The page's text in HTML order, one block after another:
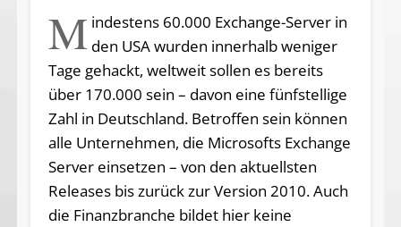
M indestens 60.000 Exchange-Server in
den USA wurden innerhalb weniger
Tage gehackt, weltweit sollen es bereits
über 170.000 sein – davon eine fünfstellige
Zahl in Deutschland. Betroffen sein können
alle Unternehmen, die Microsofts Exchange
Server einsetzen – von den aktuellsten
Releases bis zurück zur Version 2010. Auch
die Finanzbranche bildet hier keine